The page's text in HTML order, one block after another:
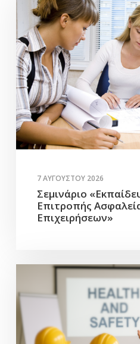
7 ΑΥΓΟΎΣΤΟΥ 2026
Σεμινάριο
Επιτροπής
Επιχειρήσεων»